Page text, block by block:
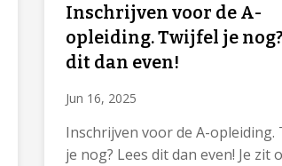
Inschrijven voor de A-
opleiding. Twijfel je
dit dan even!
Jun 16, 2025
Inschrijven voor de A-opleiding.
je nog? Lees dit dan even! Je zit